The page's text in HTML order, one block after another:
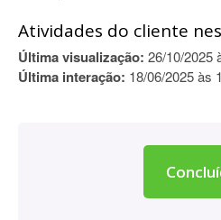
Atividades do cliente
Última visualização: 26/10/2025
Última interação: 18/06/2025 às